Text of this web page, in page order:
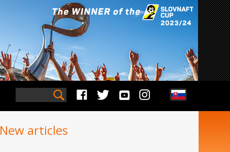
New articles